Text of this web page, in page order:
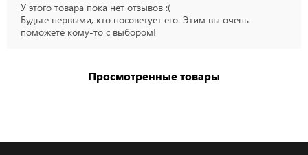
У этого товара пока нет отзывов :(
Будьте первыми, кто посоветует его. Этим вы очень
поможете кому-то с выбором!
Просмотренные товары